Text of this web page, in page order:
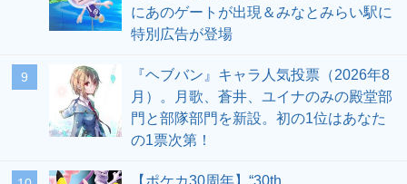
にあのゲートが出現＆みなとみらい駅に
特別広告が登場
9
『ヘブバン』キャラ人気投票（2026年8
月）。月歌、蒼井、ユイナのみの殿堂部
門と部隊部門を新設。初の1位はあなた
の1票次第！